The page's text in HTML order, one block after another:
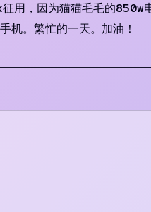
，因为猫猫毛毛的
。繁忙的一天。加油！